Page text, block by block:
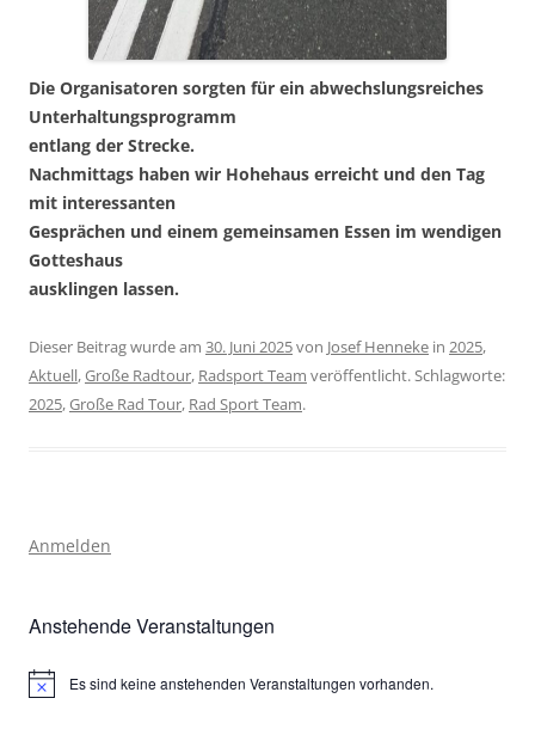
Die Organisatoren sorgten für ein abwechslungsreiches
Unterhaltungsprogramm
entlang der Strecke.
Nachmittags haben wir Hohehaus erreicht und den Tag
mit interessanten
Gesprächen und einem gemeinsamen Essen im wendigen
Gotteshaus
ausklingen lassen.
Dieser Beitrag wurde am 30. Juni 2025von Josef Henneke in 2025,
Aktuell,Große Radtour, Radsport Team veröffentlicht. Schlagworte:
2025,Große Rad Tour, Rad Sport Team.
Anmelden
Anstehende Veranstaltungen
HinweisEs sind keine anstehenden Veranstaltungen vorhanden.